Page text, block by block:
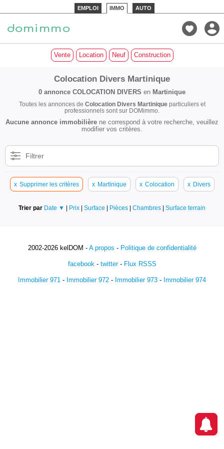
EMPLOI IMMO AUTO
Vente Location Neuf Construction
Colocation Divers Martinique
0 annonce COLOCATION DIVERS en Martinique
Toutes les annonces de Colocation Divers Martiniqueparticuliers et
professionnels sont sur DOMimmo.
Aucune annonce immobilière ne correspond à votre recherche, veuillez
modifier vos critères.
Filtrer
x Supprimer les critères x Martinique x Colocation x Divers
Trier par Date ▼ | Prix | Surface | Pièces | Chambres | Surface terrain
2002-2026 kelDOM - A propos - Politique de confidentialité
facebook- twitter- Flux RSSS
Immobilier 971 - Immobilier 972 - Immobilier 973 - Immobilier 974